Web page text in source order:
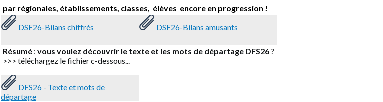
par régionales, établissements, classes, élèves encore en progression !
DSF26-Bilans chiffrés
DSF26-Bilans amusants
Résumé : vous voulez découvrir le texte et les mots de départage DFS26?
>>> téléchargez le fichier c-dessous...
DFS26 - Texte et mots de
départage